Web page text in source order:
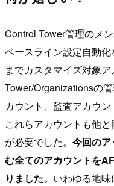
Control Tower管理のメ
ベースライン設定自動
までカスタマイズ対象
Tower/Organizationsの
カウント、監査アカウ
これらアカウントも他
が必要でした。 今回の
む全てのアカウントを
りました。 いわゆる地味